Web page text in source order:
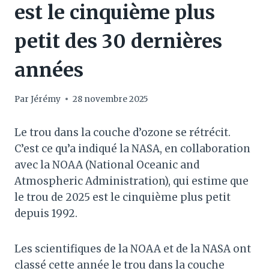
est le cinquième plus
petit des 30 dernières
années
Par Jérémy 28 novembre 2025
Le trou dans la couche d’ozone se rétrécit.
C’est ce qu’a indiqué la NASA, en collaboration
avec la NOAA (National Oceanic and
Atmospheric Administration), qui estime que
le trou de 2025 est le cinquième plus petit
depuis 1992.
Les scientifiques de la NOAA et de la NASA ont
classé cette année le trou dans la couche